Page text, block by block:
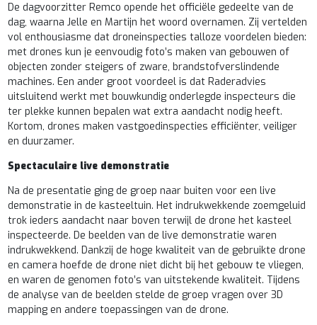
De dagvoorzitter Remco opende het officiële gedeelte van de
dag, waarna Jelle en Martijn het woord overnamen. Zij vertelden
vol enthousiasme dat droneinspecties talloze voordelen bieden:
met drones kun je eenvoudig foto’s maken van gebouwen of
objecten zonder steigers of zware, brandstofverslindende
machines. Een ander groot voordeel is dat Raderadvies
uitsluitend werkt met bouwkundig onderlegde inspecteurs die
ter plekke kunnen bepalen wat extra aandacht nodig heeft.
Kortom, drones maken vastgoedinspecties efficiënter, veiliger
en duurzamer.
Spectaculaire live demonstratie
Na de presentatie ging de groep naar buiten voor een live
demonstratie in de kasteeltuin. Het indrukwekkende zoemgeluid
trok ieders aandacht naar boven terwijl de drone het kasteel
inspecteerde. De beelden van de live demonstratie waren
indrukwekkend. Dankzij de hoge kwaliteit van de gebruikte drone
en camera hoefde de drone niet dicht bij het gebouw te vliegen,
en waren de genomen foto’s van uitstekende kwaliteit. Tijdens
de analyse van de beelden stelde de groep vragen over 3D
mapping en andere toepassingen van de drone.